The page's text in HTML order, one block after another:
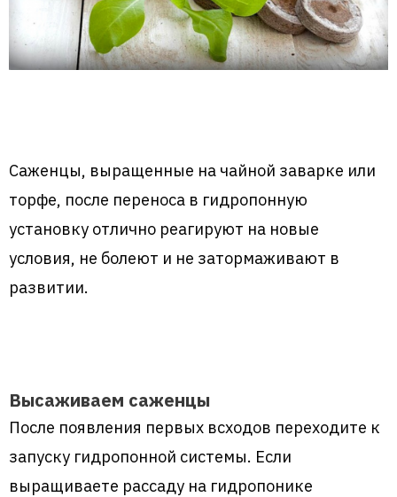
Саженцы, выращенные на чайной заварке или
торфе, после переноса в гидропонную
установку отлично реагируют на новые
условия, не болеют и не затормаживают в
развитии.
Высаживаем саженцы
После появления первых всходов переходите к
запуску гидропонной системы. Если
выращиваете рассаду на гидропонике